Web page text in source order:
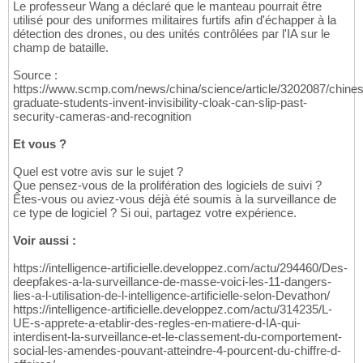
Le professeur Wang a déclaré que le manteau pourrait être
utilisé pour des uniformes militaires furtifs afin d'échapper à la
détection des drones, ou des unités contrôlées par l'IA sur le
champ de bataille.
Source :
https://www.scmp.com/news/china/science/article/3202087/
graduate-students-invent-invisibility-cloak-can-slip-past-
security-cameras-and-recognition
Et vous ?
Quel est votre avis sur le sujet ?
Que pensez-vous de la prolifération des logiciels de suivi ?
Êtes-vous ou aviez-vous déjà été soumis à la surveillance de
ce type de logiciel ? Si oui, partagez votre expérience.
Voir aussi :
https://intelligence-artificielle.developpez.com/actu/294460/Des-
deepfakes-a-la-surveillance-de-masse-voici-les-11-dangers-
lies-a-l-utilisation-de-l-intelligence-artificielle-selon-Devathon/
https://intelligence-artificielle.developpez.com/actu/314235/L-
UE-s-apprete-a-etablir-des-regles-en-matiere-d-IA-qui-
interdisent-la-surveillance-et-le-classement-du-comportement-
social-les-amendes-pouvant-atteindre-4-pourcent-du-chiffre-d-